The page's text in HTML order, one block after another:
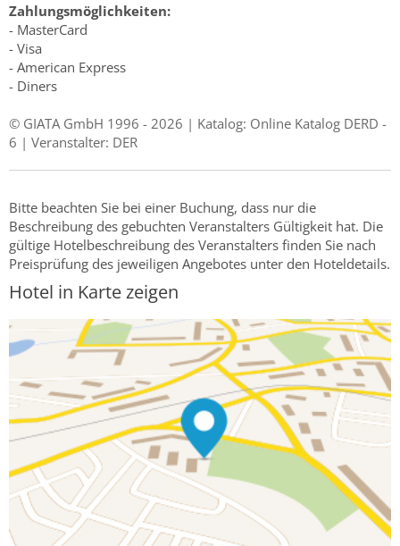
Zahlungsmöglichkeiten:
- MasterCard
- Visa
- American Express
- Diners
© GIATA GmbH 1996 - 2026 | Katalog: Online Katalog DERD -
6 | Veranstalter: DER
Bitte beachten Sie bei einer Buchung, dass nur die
Beschreibung des gebuchten Veranstalters Gültigkeit hat. Die
gültige Hotelbeschreibung des Veranstalters finden Sie nach
Preisprüfung des jeweiligen Angebotes unter den Hoteldetails.
Hotel in Karte zeigen